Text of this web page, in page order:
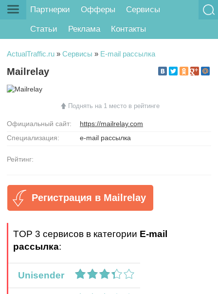
Партнерки Офферы Сервисы
Статьи Реклама Контакты
ActualTraffic.ru » Сервисы » E-mail рассылка
Mailrelay
Поднять на 1 место в рейтинге
Официальный сайт:
https://mailrelay.com
Специализация:
e-mail рассылка
Рейтинг:
Регистрация в Mailrelay
TOP 3 сервисов в категории E-mail
рассылка:
Unisender